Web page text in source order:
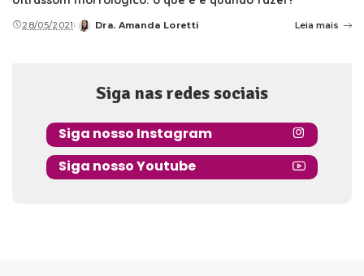
28/05/2021
Posted
Dra. Amanda Loretti Leia mais
Siga nas redes sociais
Siga nosso Instagram
Siga nosso Youtube